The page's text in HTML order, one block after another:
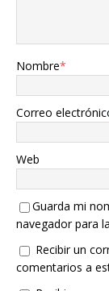
Nombre*
Correo
Web
Guarda mi
navegador para
Recibir un
comentarios a